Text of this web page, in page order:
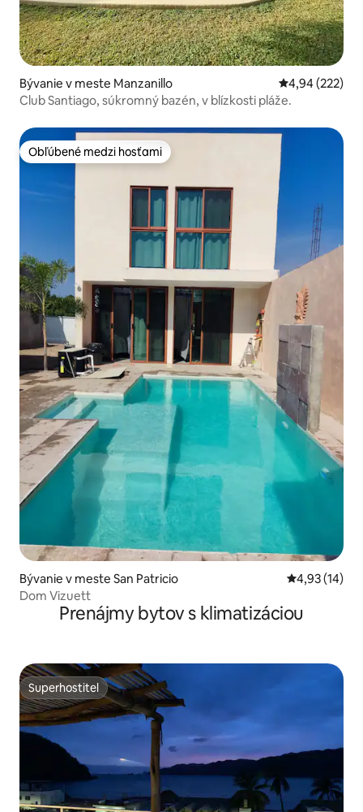
Bývanie v meste Manzanillo Priemerné
4,94 (222)
Club Santiago, súkromný bazén, v blízkosti pláže.
Obľúbené medzi hosťami
Obľúbené medzi hosťami
Bývanie v meste San Patricio Priemerné
4,93 (14)
Dom Vizuett
Prenájmy bytov s klimatizáciou
Superhostiteľ
Superhostiteľ